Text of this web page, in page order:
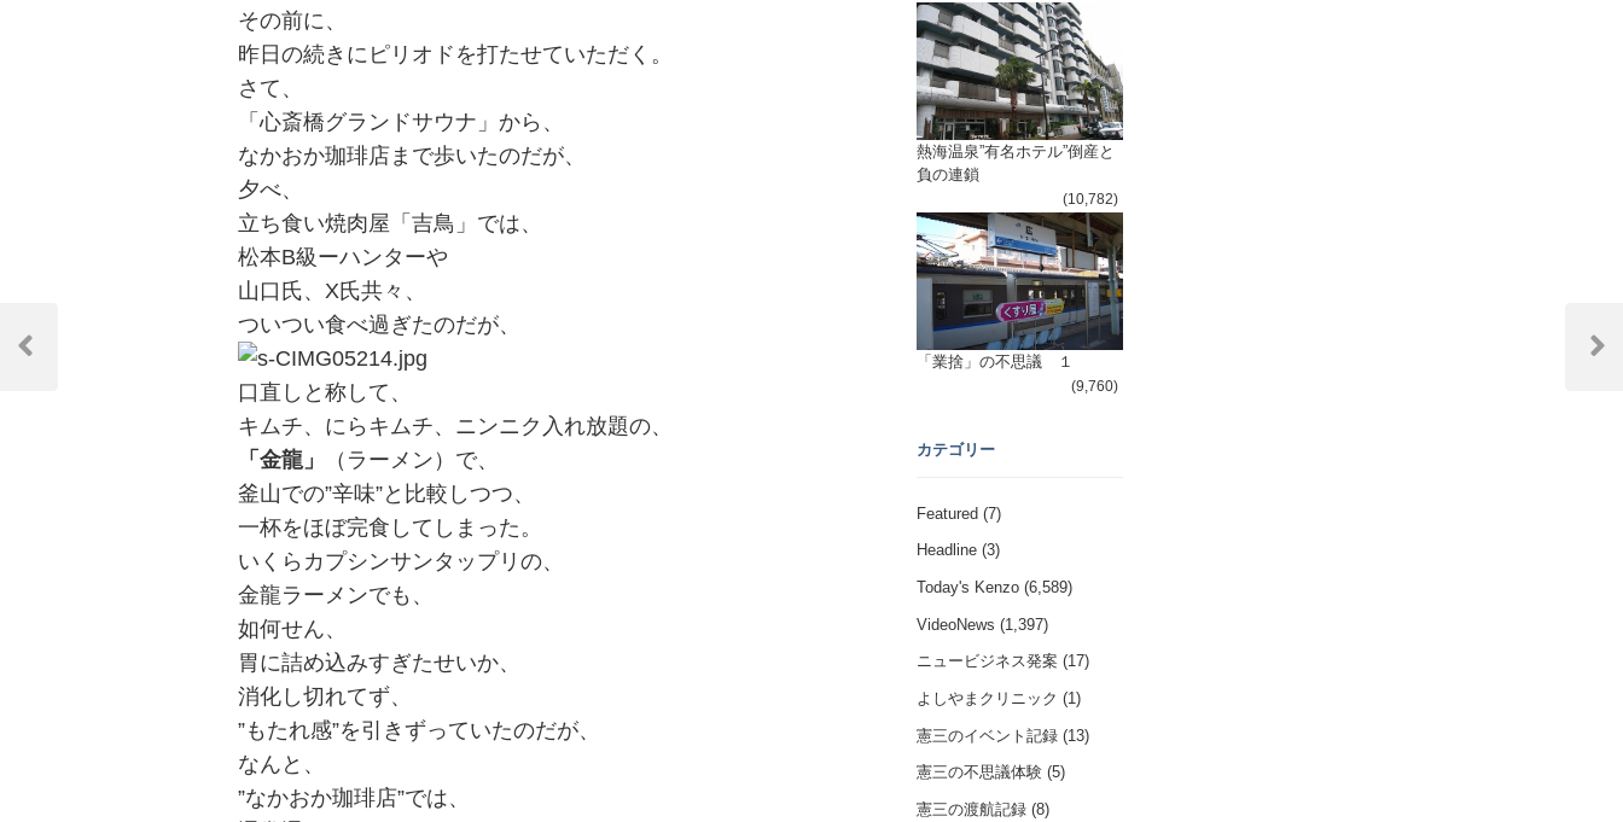
その前に、
昨日の続きにピリオドを打たせていただく。
さて、
「心斎橋グランドサウナ」から、
なかおか珈琲店まで歩いたのだが、
夕べ、
立ち食い焼肉屋「吉鳥」では、
松本B級ーハンターや
山口氏、X氏共々、
ついつい食べ過ぎたのだが、
口直しと称して、
キムチ、にらキムチ、ニンニク入れ放題の、
「金龍」
（ラーメン）で、
釜山での”辛味”と比較しつつ、
一杯をほぼ完食してしまった。
いくらカプシンサンタップリの、
金龍ラーメンでも、
如何せん、
胃に詰め込みすぎたせいか、
消化し切れてず、
”もたれ感”を引きずっていたのだが、
なんと、
”なかおか珈琲店”では、
稿
Previous
Next
熱海温泉”有名ホテル”倒産と
負の連鎖
(10,782)
「業捨」の不思議 １
(9,760)
カテゴリー
Featured(7)
Headline(3)
Today's Kenzo(6,589)
VideoNews (1,397)
ニュービジネス発案 (17)
よしやまクリニック (1)
憲三のイベント記録(13)
憲三の不思議体験(5)
憲三の渡航記録(8)